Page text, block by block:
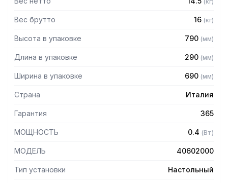
– Вальцы и стержни из анодированного алюминия
– Размеры подогреваемой поверхности: 300х175 мм
Вес брутто 16 (кг)
Высота в упаковке 790 (мм)
Длина в упаковке 290 (мм)
Ширина в упаковке 690 (мм)
Страна Италия
Гарантия 365
МОЩНОСТЬ 0.4 (Вт)
МОДЕЛЬ 40602000
Тип установки Настольный